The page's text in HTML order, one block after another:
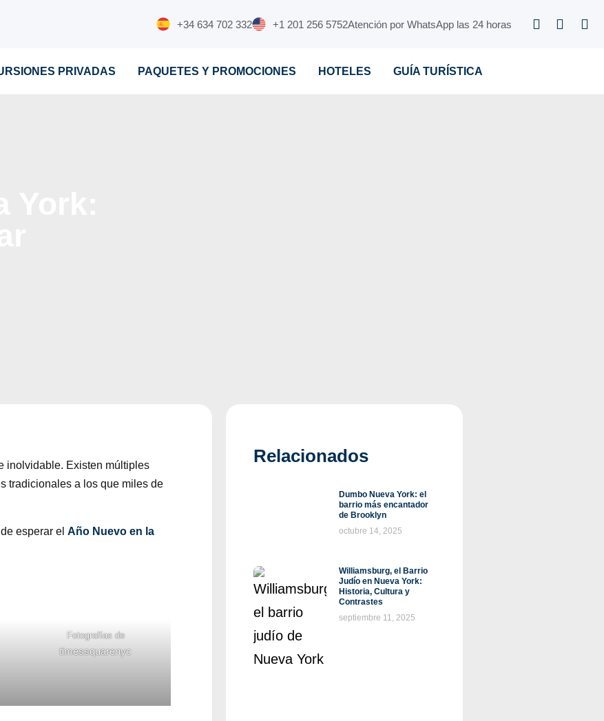
+34 634 702 332 +1 201 256 5752Atención por WhatsApp las 24 horas
PRIVADAS PAQUETES Y PROMOCIONES HOTELES GUÍA TURÍSTICA
inolvidable. Existen múltiples
tradicionales a los que miles de
esperar el Año Nuevo en la
Fotografías de
timessquarenyc
Relacionados
Dumbo Nueva York: el
barrio más encantador
de Brooklyn
octubre 14, 2025
Williamsburg, el Barrio
Judío en Nueva York:
Historia, Cultura y
Contrastes
septiembre 11, 2025